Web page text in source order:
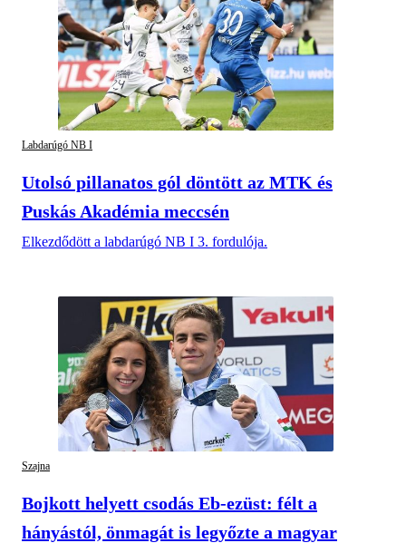
Labdarúgó NB I
Utolsó pillanatos gól döntött az MTK és
Puskás Akadémia meccsén
Elkezdődött a labdarúgó NB I 3. fordulója.
Szajna
Bojkott helyett csodás Eb-ezüst: félt a
hányástól, önmagát is legyőzte a magyar